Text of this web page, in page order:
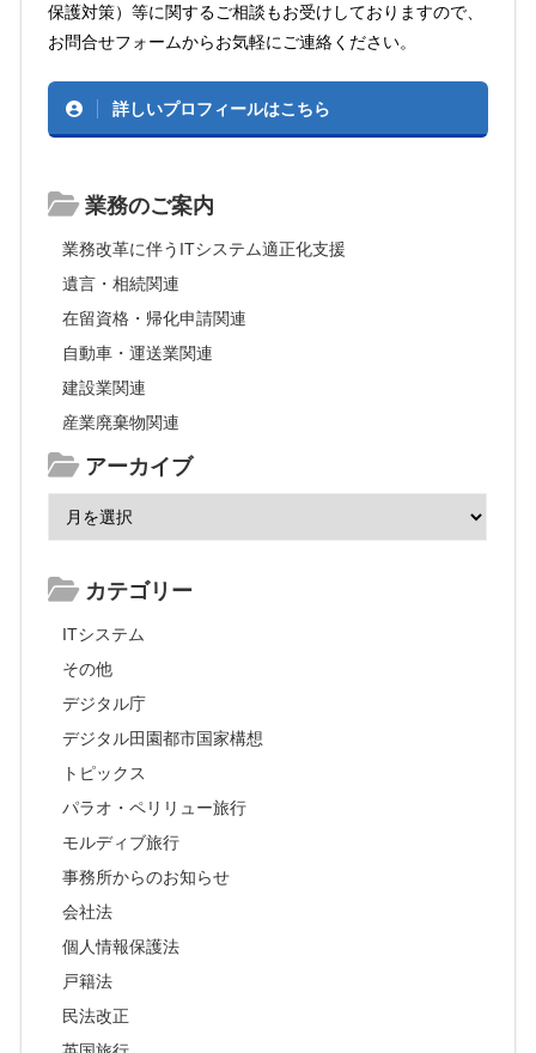
保護対策）等に関するご相談もお受けしておりますので、
お問合せフォームからお気軽にご連絡ください。
詳しいプロフィールはこちら
業務のご案内
業務改革に伴うITシステム適正化支援
遺言・相続関連
在留資格・帰化申請関連
自動車・運送業関連
建設業関連
産業廃棄物関連
アーカイブ
カテゴリー
ITシステム
その他
デジタル庁
デジタル田園都市国家構想
トピックス
パラオ・ペリリュー旅行
モルディブ旅行
事務所からのお知らせ
会社法
個人情報保護法
戸籍法
民法改正